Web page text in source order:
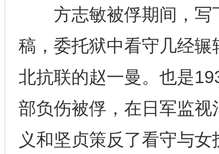
方志敏被俘期间，写
稿，委托狱中看守几经
北抗联的赵一曼。也是
部负伤被俘，在日军监
义和坚贞策反了看守与女